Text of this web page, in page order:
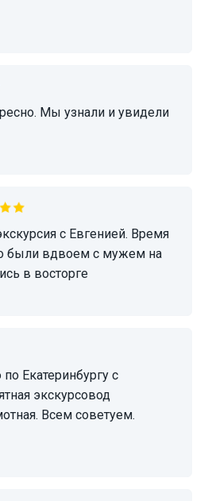
были вдвоем с мужем на
в восторге
экскурсовод
Всем советуем.